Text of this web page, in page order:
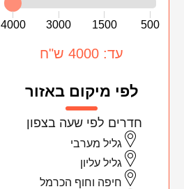
500
1500
3000
4000
עד: 4000 ש"ח
לפי מיקום באזור
חדרים לפי שעה בצפון
גליל מערבי
גליל עליון
חיפה וחוף הכרמל